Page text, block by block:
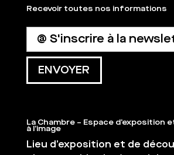
Recevoir toutes nos informations
La Chambre – Espace d’exposition
à l’image
Lieu d’exposition et de